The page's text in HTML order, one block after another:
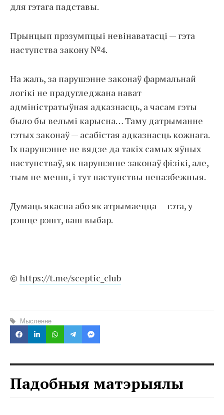
для гэтага падставы.
Прынцып прэзумпцыі невінаватасці — гэта
наступства закону №4.
На жаль, за парушэнне законаў фармальнай
логікі не прадугледжана нават
адміністратыўная адказнасць, а часам гэты
было бы вельмі карысна… Таму датрыманне
гэтых законаў — асабістая адказнасць кожнага.
Іх парушэнне не вядзе да такіх самых яўных
наступстваў, як парушэнне законаў фізікі, але,
тым не менш, і тут наступствы непазбежныя.
Думаць якасна або як атрымаецца — гэта, у
рэшце рэшт, ваш выбар.
© https://t.me/sceptic_club
Мысленне
Падобныя матэрыялы